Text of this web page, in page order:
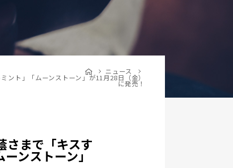
ニュース
ト」「ムーンストーン」が11月28日（金）
に発売！
さまで「キスす
ンストーン」